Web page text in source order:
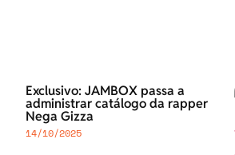
Exclusivo: JAMBOX passa a
administrar catálogo da rapper
Nega Gizza
14/10/2025